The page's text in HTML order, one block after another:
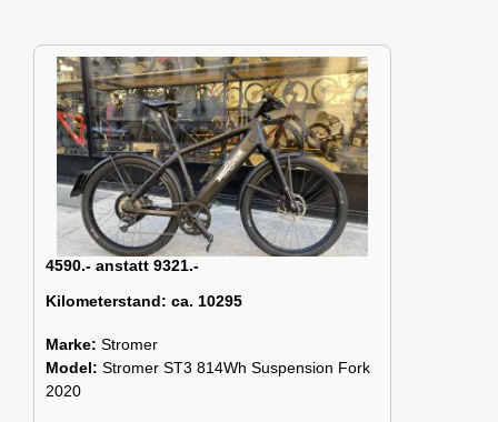
4590.- anstatt 9321.-
Kilometerstand: ca. 10295
Marke: Stromer
Model: Stromer ST3 814Wh Suspension Fork
2020